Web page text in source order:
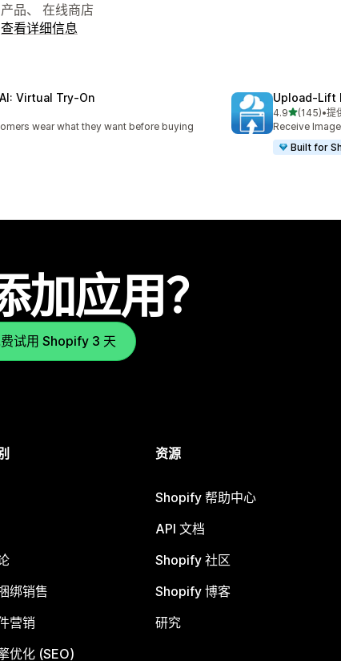
产品、 在线商店
查看详细信息
Virtual Try‑On
wear what they want before buying
Upload‑Lift
4.9星（满分 5
(145)
总共 145 条评论
•提
Receive
Built for
加应用？
试用 Shopify 3 天
绑销售
营销
优化 (SEO)
资源
Shopify 帮助中心
API 文档
Shopify 社区
Shopify 博客
研究